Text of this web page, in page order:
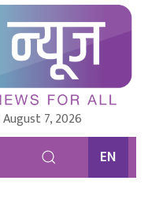
August 7, 2026
EN